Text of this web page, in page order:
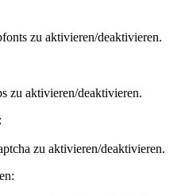
zu aktivieren/deaktivieren.
zu aktivieren/deaktivieren.
zu aktivieren/deaktivieren.